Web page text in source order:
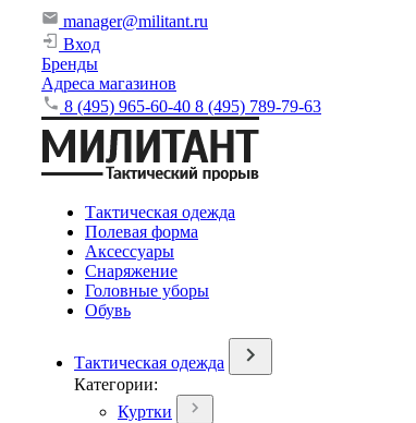
manager@militant.ru
Вход
Бренды
Адреса магазинов
8 (495) 965-60-40 8 (495) 789-79-63
Тактическая одежда
Полевая форма
Аксессуары
Снаряжение
Головные уборы
Обувь
Тактическая одежда
Категории:
Куртки